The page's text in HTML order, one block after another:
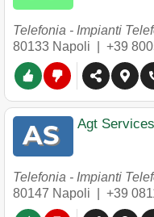
Telefonia - Impianti
80133 Napoli +39
Agt
Telefonia - Impianti
80147 Napoli +39